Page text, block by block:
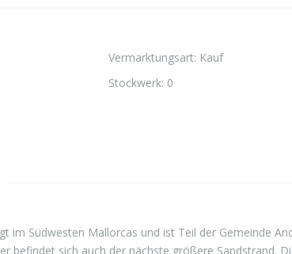
Vermarktungsart: Kauf
Stockwerk: 0
im Südwesten Mallorcas und ist Teil der Gemeinde
befindet sich auch der nächste größere Sandstrand.